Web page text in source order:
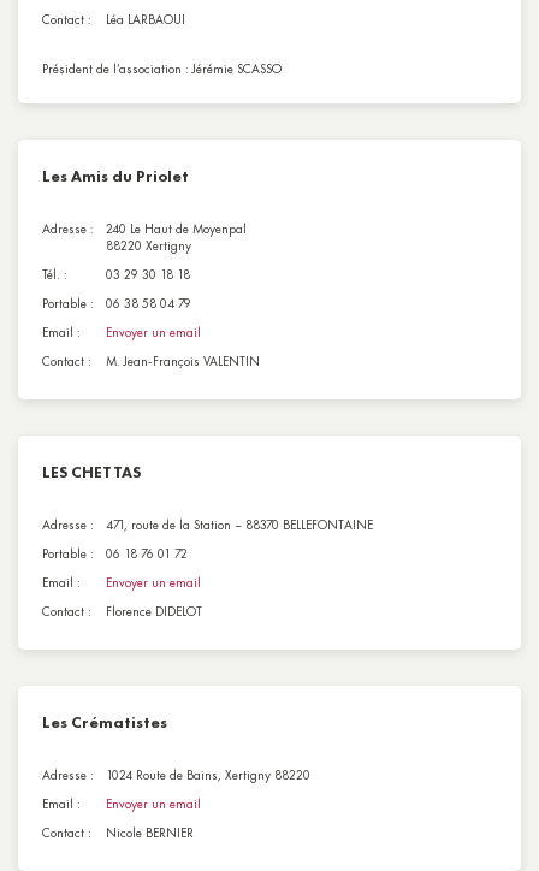
Contact : Léa LARBAOUI
Président de l’association : Jérémie SCASSO
Les Amis du Priolet
Adresse :
240 Le Haut de Moyenpal
88220 Xertigny
Tél. :
03 29 30 18 18
Portable :
06 38 58 04 79
Email :
Envoyer un email
Contact :
M. Jean-François VALENTIN
LES CHETTAS
Adresse :
471, route de la Station – 88370 BELLEFONTAINE
Portable :
06 18 76 01 72
Email :
Envoyer un email
Contact :
Florence DIDELOT
Les Crématistes
Adresse :
1024 Route de Bains, Xertigny 88220
Email :
Envoyer un email
Contact :
Nicole BERNIER